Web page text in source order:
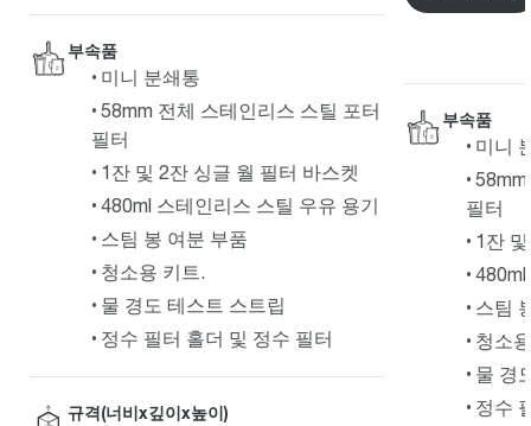
부속품
미니 분쇄통
58mm 전체 스테인리스 스틸 포터
필터
1잔 및 2잔 싱글 월 필터 바스켓
480ml 스테인리스 스틸 우유 용기
스팀 봉 여분 부품
청소용 키트.
물 경도 테스트 스트립
정수 필터 홀더 및 정수 필터
규격(너비x깊이x높이)
부속품
미니
필터
1잔
스팀
청소
물 경
정수